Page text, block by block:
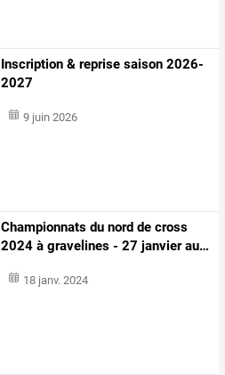
Inscription & reprise saison 2026-
2027
9 juin 2026
Championnats du nord de cross
2024 à gravelines - 27 janvierau…
18 janv. 2024